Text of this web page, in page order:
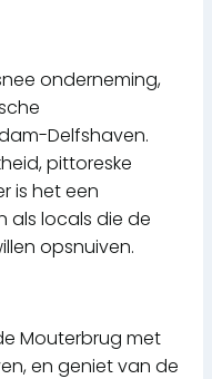
onderneming,
Delfshaven.
pittoreske
is het een
als locals die de
opsnuiven.
Mouterbrug met
en geniet van de